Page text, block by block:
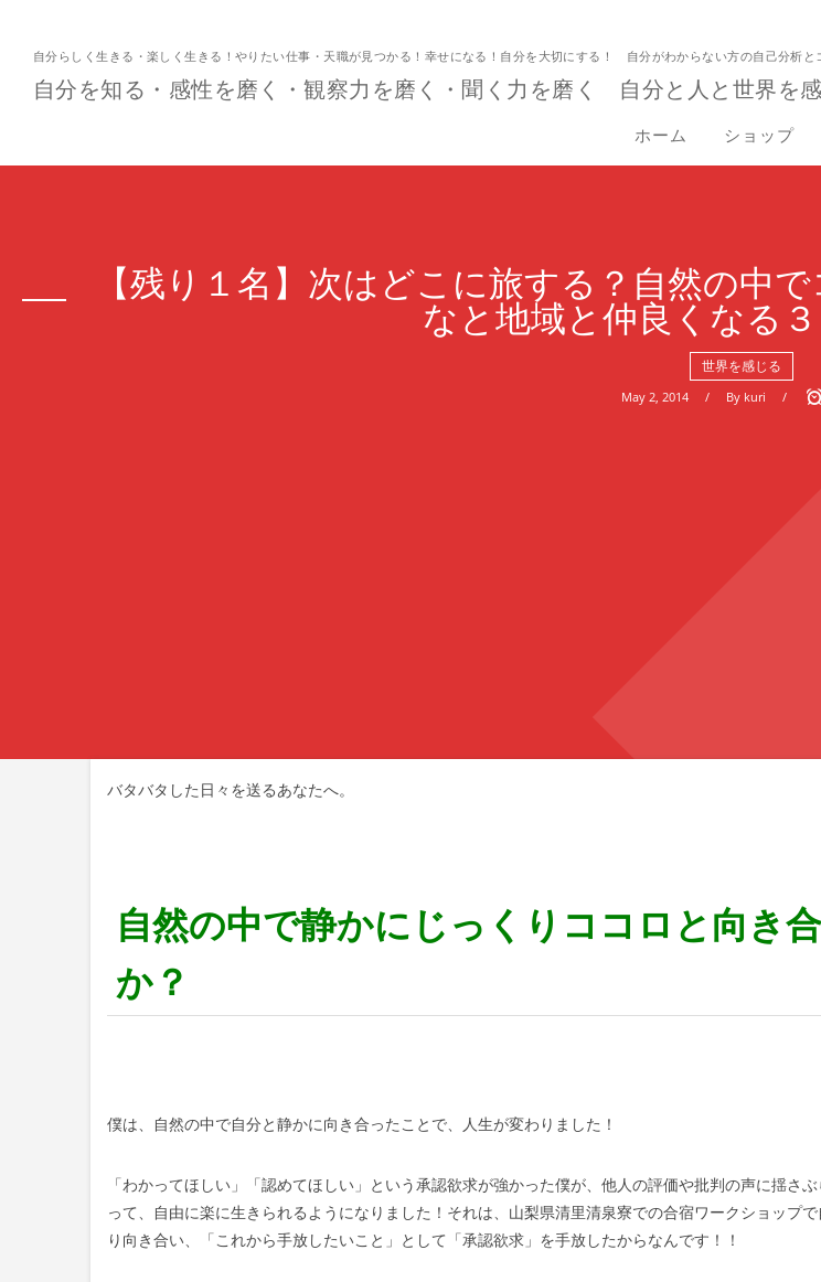
自分らしく生きる・楽しく生きる！やりたい仕事・天職が見つかる！幸せになる！自分を大切にする！ 自分がわからない方の自己分析
自分を知る・感性を磨く・観察力を磨く・聞く力を磨く 自分と人と世界を
ホーム ショップ
【残り１名】次はどこに旅する？自然の中
なと地域と仲良くなる
世界を感じる
May 2 2014 By kuri
バタバタした日々を送るあなたへ。
自然の中で静かにじっくりココロと向き
か？
僕は、自然の中で自分と静かに向き合ったことで、人生が変わりました！
「わかってほしい」「認めてほしい」という承認欲求が強かった僕が、他人の評価や批判の声に揺さ
って、自由に楽に生きられるようになりました！それは、山梨県清里清泉寮での合宿ワークショップで
り向き合い、「これから手放したいこと」として「承認欲求」を手放したからなんです！！